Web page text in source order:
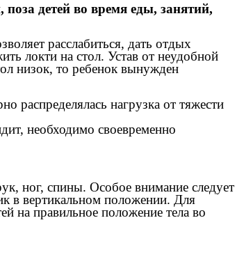
детей во время еды, занятий,
расслабиться, дать отдых
локти на стол. Устав от неудобной
низок, то ребенок вынужден
распределялась нагрузка от тяжести
необходимо своевременно
ног, спины. Особое внимание следует
в вертикальном положении. Для
на правильное положение тела во